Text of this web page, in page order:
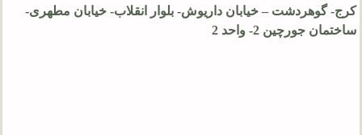
کرج- گوهردشت – خیابان داریوش- بلوار انقلاب- خیابان مطهری-
ساختمان جورچین 2- واحد 2